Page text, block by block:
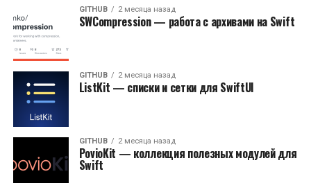
GITHUB 2 месяца назад
SWCompression — работа с архивами на Swift
GITHUB 2 месяца назад
ListKit — списки и сетки для SwiftUI
GITHUB 2 месяца назад
PovioKit — коллекция полезных модулей для
Swift